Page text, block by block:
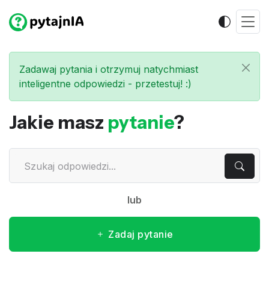
Zadawaj pytania i otrzymuj natychmiast
inteligentne odpowiedzi - przetestuj! :)
Jakie masz pytanie?
lub
Zadaj pytanie